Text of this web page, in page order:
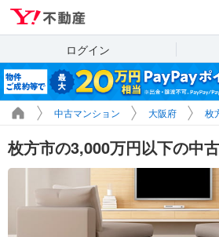
ログイン
中古マンション 大阪府 枚
枚方市の3,000万円以下の中